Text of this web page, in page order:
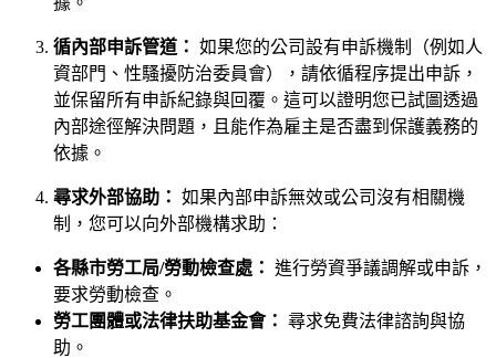
循內部申訴管道： 如果您的公司設有申訴機制（例如人
資部門、性騷擾防治委員會），請依循程序提出申訴，
並保留所有申訴紀錄與回覆。這可以證明您已試圖透過
內部途徑解決問題，且能作為雇主是否盡到保護義務的
依據。
尋求外部協助： 如果內部申訴無效或公司沒有相關機
制，您可以向外部機構求助：
各縣市勞工局/勞動檢查處： 進行勞資爭議調解或申訴，
要求勞動檢查。
勞工團體或法律扶助基金會： 尋求免費法律諮詢與協
助。